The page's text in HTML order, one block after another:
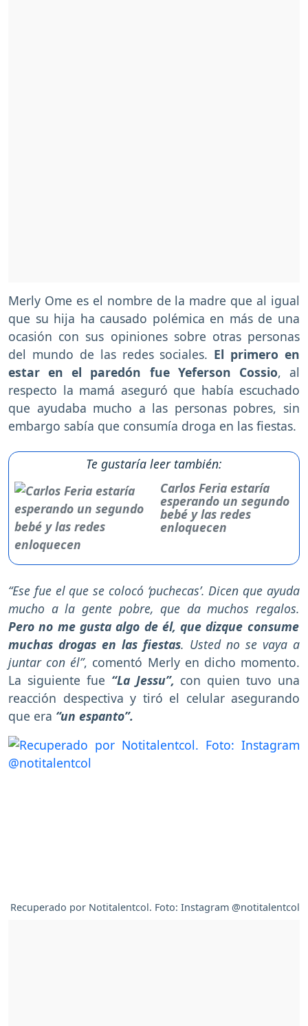
Merly Ome es el nombre de la madre que al igual
que su hija ha causado polémica en más de una
ocasión con sus opiniones sobre otras personas
del mundo de las redes sociales. El primero en
estar en el paredón fue Yeferson Cossio, al
respecto la mamá aseguró que había escuchado
que ayudaba mucho a las personas pobres, sin
embargo sabía que consumía droga en las fiestas.
Te gustaría leer también:
Carlos Feria estaría
esperando un segundo
bebé y las redes
enloquecen
“Ese fue el que se colocó ‘puchecas’. Dicen que ayuda
mucho a la gente pobre, que da muchos regalos.
Pero no me gusta algo de él, que dizque consume
muchas drogas en las fiestas. Usted no se vaya a
juntar con él”, comentó Merly en dicho momento.
La siguiente fue “La Jessu”, con quien tuvo una
reacción despectiva y tiró el celular asegurando
que era “un espanto”.
Recuperado por Notitalentcol. Foto: Instagram @notitalentcol